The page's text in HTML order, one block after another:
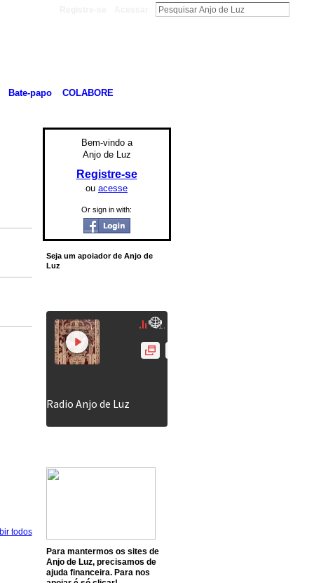
Bate-papo
COLABORE
todos
Bem-vindo a
Anjo de Luz
Registre-se
ou acesse
Or sign in with:
Seja um apoiador de Anjo de
Luz
Para mantermos os sites de
Anjo de Luz, precisamos de
ajuda financeira. Para nos